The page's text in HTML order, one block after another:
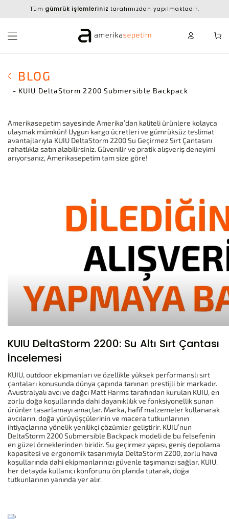
Tüm gümrük işlemleriniz tarafımızdan yapılmaktadır.
BLOG
- KUIU DeltaStorm 2200 Submersible Backpack
Amerikasepetim sayesinde Amerika’dan kaliteli ürünlere kolayca
ulaşmak mümkün! Uygun kargo ücretleri ve gümrüksüz teslimat
avantajlarıyla KUIU DeltaStorm 2200 Su Geçirmez Sırt Çantasını
rahatlıkla satın alabilirsiniz. Güvenilir ve pratik alışveriş deneyimi
arıyorsanız, Amerikasepetim tam size göre!
KUIU DeltaStorm 2200: Su Altı Sırt Çantası
İncelemesi
KUIU, outdoor ekipmanları ve özellikle yüksek performanslı sırt
çantaları konusunda dünya çapında tanınan prestijli bir markadır.
Avustralyalı avcı ve dağcı Matt Harms tarafından kurulan KUIU, en
zorlu doğa koşullarında dahi dayanıklılık ve fonksiyonellik sunan
ürünler tasarlamayı amaçlar. Marka, hafif malzemeler kullanarak
avcıların, doğa yürüyüşçülerinin ve macera tutkunlarının
ihtiyaçlarına yönelik yenilikçi çözümler geliştirir. KUIU’nun
DeltaStorm 2200 Submersible Backpack modeli de bu felsefenin
en güzel örneklerinden biridir. Su geçirmez yapısı, geniş depolama
kapasitesi ve ergonomik tasarımıyla DeltaStorm 2200, zorlu hava
koşullarında dahi ekipmanlarınızı güvenle taşımanızı sağlar. KUIU,
her detayda kullanıcı konforunu ön planda tutarak, doğa
tutkunlarının yanında yer alır.